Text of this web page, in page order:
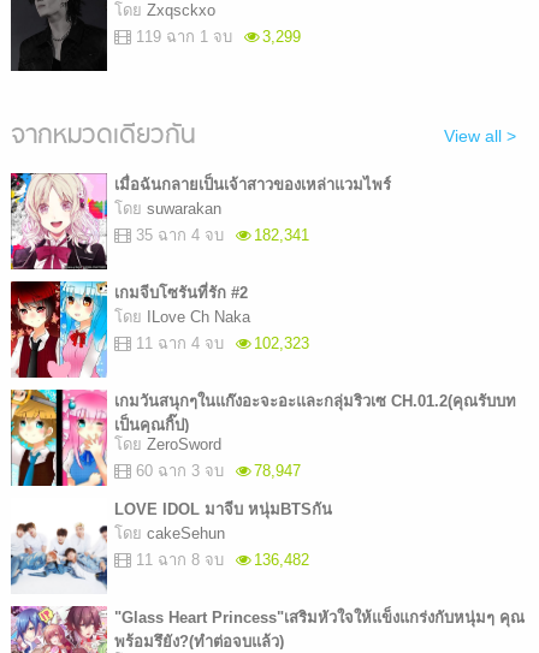
โดย Zxqsckxo
119 ฉาก 1 จบ
3,299
จากหมวดเดียวกัน View all >
เมื่อฉันกลายเป็นเจ้าสาวของเหล่าแวมไพร์
โดย suwarakan
35 ฉาก 4 จบ
182,341
เกมจีบโซรันที่รัก #2
โดย
ILove Ch Naka
11 ฉาก 4 จบ
102,323
เกมวันสนุกๆในแก๊งอะจะอะและกลุ่มริวเซ CH.01.2(คุณรับบท
เป็นคุณกิ๊ป)
โดย ZeroSword
60 ฉาก 3 จบ
78,947
LOVE IDOL มาจีบ หนุ่มBTSกัน
โดย cakeSehun
11 ฉาก 8 จบ
136,482
"Glass Heart Princess"เสริมหัวใจให้แข็งแกร่งกับหนุ่มๆ คุณ
พร้อมรึยัง?(ทำต่อจบแล้ว)